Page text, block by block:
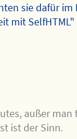
sie dafür
mit
außer man
ist der Sinn.